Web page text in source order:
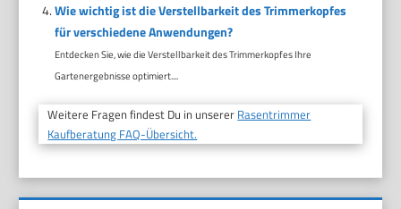
Wie wichtig ist die Verstellbarkeit des Trimmerkopfes
für verschiedene Anwendungen?
Entdecken Sie, wie die Verstellbarkeit des Trimmerkopfes Ihre
Gartenergebnisse optimiert....
Weitere Fragen findest Du in unserer Rasentrimmer
Kaufberatung FAQ-Übersicht.